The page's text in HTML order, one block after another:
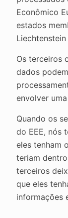
Econômico
estados
Os terceiros
dados
envolver
Quando os
do EEE, nós
eles tenham
teriam
terceiros
que eles
informações